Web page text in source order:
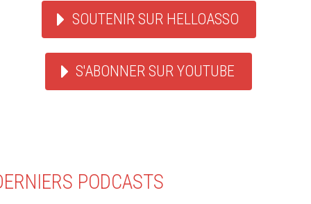
SOUTENIR SUR HELLOASSO
S'ABONNER SUR YOUTUBE
PODCASTS